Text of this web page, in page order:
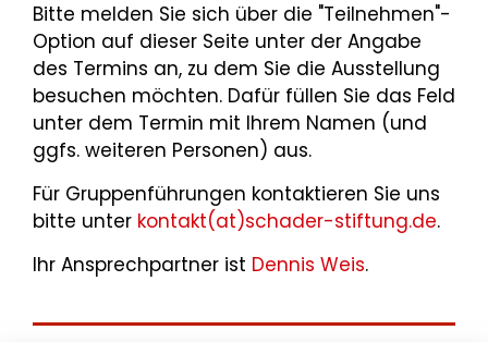
Bitte melden Sie sich über die "Teilnehmen"-
Option auf dieser Seite unter der Angabe
des Termins an, zu dem Sie die Ausstellung
besuchen möchten. Dafür füllen Sie das Feld
unter dem Termin mit Ihrem Namen (und
ggfs. weiteren Personen) aus.
Für Gruppenführungen kontaktieren Sie uns
bitte unter kontakt(at)schader-stiftung.de.
Ihr Ansprechpartner ist Dennis Weis.